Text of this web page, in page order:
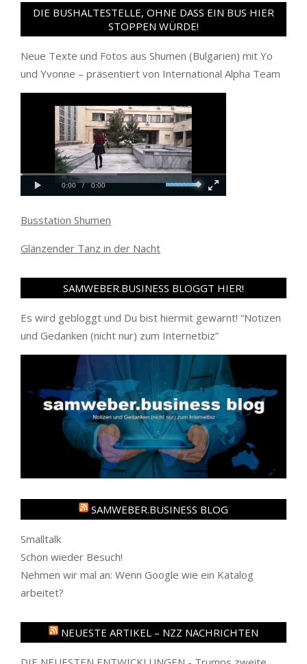
DIE BUSHALTESTELLE, OHNE DASS EIN BUS HIER
STOPPEN WÜRDE!
Neue Texte und Fotos aus Shumen (Bulgarien) mit Yo
und Yvonne – präsentiert von International Alpha Team
Busstation Shumen
Glänzender Tanz in der Nacht
SAMWEBER.BUSINESS BLOGGT HIER!
Es wird gebloggt und Du bist hiermit gewarnt! “Notizen
und Gedanken (nicht nur) zum Internetbiz”
SAMWEBER.BUSINESS BLOG
Smalltalk
Schon wieder Besuch!
Nehmen wir mal an: Wenn Google wie ein Katalog
arbeitet?
NEUESTE ARTIKEL – NZZ NACHRICHTEN